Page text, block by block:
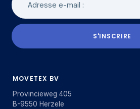
S'INSCRIRE
MOVETEX BV
Provincieweg 405
B-9550 Herzele